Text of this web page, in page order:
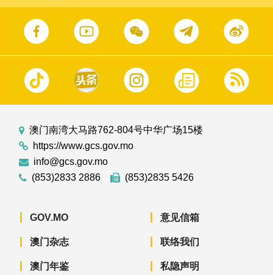
澳门南湾大马路762-804号中华广场15楼
https://www.gcs.gov.mo
info@gcs.gov.mo
(853)2833 2886
(853)2835 5426
GOV.MO
澳门杂志
澳门年鉴
意见信箱
联络我们
私隐声明